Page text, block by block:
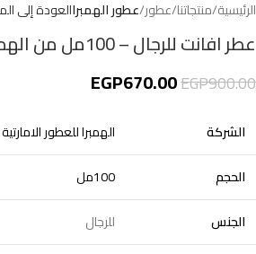
الرئيسية منتجاتنا عطور عطور الهمبراالعودة إلى
عطر افانت للرجال – 100مل من الهمبرا للعطور الامارتية
EGP900.00
EGP670.00
الشركة
الهمبرا للعطور الامارتية
الحجم
100مل
الجنس
للرجال